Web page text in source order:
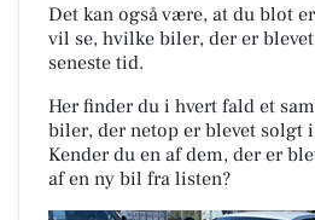
Det kan også være, at du blot
vil se, hvilke biler, der er
seneste tid.
Her finder du i hvert fald et
biler, der netop er blevet solgt
Kender du en af dem, der er
af en ny bil fra listen?